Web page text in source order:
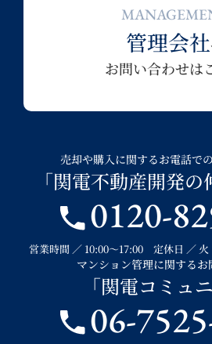
管理会社
お問い合わせは
売却や購入に関するお電話で
「関電不動産開発の
0120-
営業時間 ／ 10:00～17:00 定休日 ／ 火
マンション管理に関するお
「関電コミュ
06-